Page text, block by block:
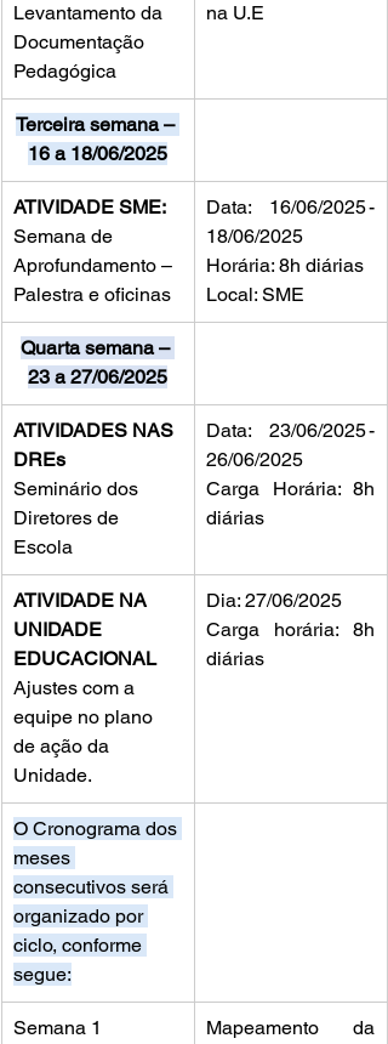
Levantamento da
Documentação
Pedagógica
na U.E
Terceira semana –
16 a 18/06/2025
ATIVIDADE SME:
Semana de
Aprofundamento –
Palestra e oficinas
Data: 16/06/2025 -
18/06/2025
Horária: 8h diárias
Local: SME
Quarta semana –
23 a 27/06/2025
ATIVIDADES NAS
DREs
Seminário dos
Diretores de
Escola
Data: 23/06/2025 -
26/06/2025
Carga Horária: 8h
diárias
ATIVIDADE NA
UNIDADE
EDUCACIONAL
Ajustes com a
equipe no plano
de ação da
Unidade.
Dia: 27/06/2025
Carga horária: 8h
diárias
O Cronograma dos
meses
consecutivos será
organizado por
ciclo, conforme
segue:
Semana 1
Mapeamento da